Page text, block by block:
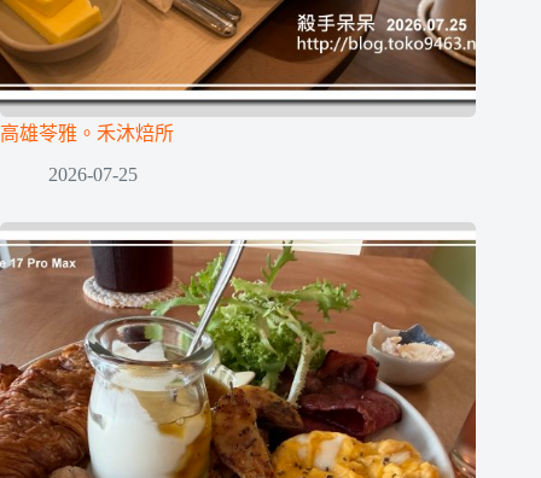
高雄苓雅。禾沐焙所
2026-07-25